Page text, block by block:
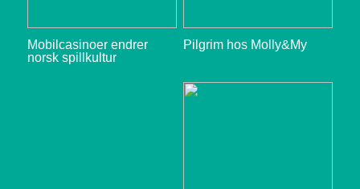
Mobilcasinoer endrer
norsk spillkultur
Pilgrim hos Molly&My